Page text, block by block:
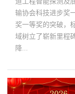
输协会科技进步奖
奖一等奖的突破，
域树立了崭新里程
降...